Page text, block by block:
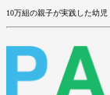
10万組の親子が実践した幼